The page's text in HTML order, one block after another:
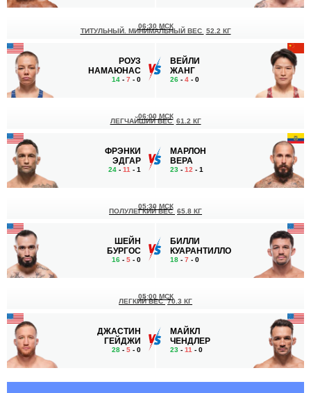
РОУЗ
НАМАЮНАС
14 - 7 - 0
06:30 МСК
ТИТУЛЬНЫЙ. МИНИМАЛЬНЫЙ ВЕС 52.2 КГ
ВЕЙЛИ
ЖАНГ
26 - 4 - 0
ФРЭНКИ
ЭДГАР
24 - 11 - 1
06:00 МСК
ЛЕГЧАЙШИЙ ВЕС 61.2 КГ
МАРЛОН
ВЕРА
23 - 12 - 1
ШЕЙН
БУРГОС
16 - 5 - 0
05:30 МСК
ПОЛУЛЕГКИЙ ВЕС 65.8 КГ
БИЛЛИ
КУАРАНТИЛЛО
18 - 7 - 0
ДЖАСТИН
ГЕЙДЖИ
28 - 5 - 0
05:00 МСК
ЛЕГКИЙ ВЕС 70.3 КГ
МАЙКЛ
ЧЕНДЛЕР
23 - 11 - 0